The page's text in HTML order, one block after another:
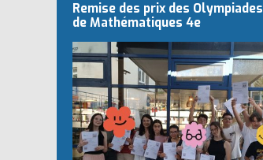
Remise des prix des Olympiades
de Mathématiques 4e